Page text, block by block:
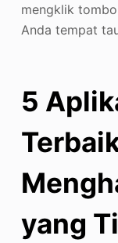
mengklik
Anda tempat
5
yang